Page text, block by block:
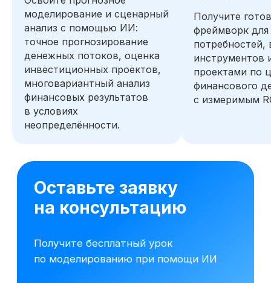
моделирование и сценарный
анализ с помощью ИИ:
точное прогнозирование
денежных потоков, оценка
инвестиционных проектов,
многовариантный анализ
финансовых результатов
в условиях
неопределённости.
Получите
фреймворк
потребностей,
инструментов
проектами по
финансового
с измеримым
Попробовать 48 часов бесплатно
16 модулей за 7 месяцев 141 практических